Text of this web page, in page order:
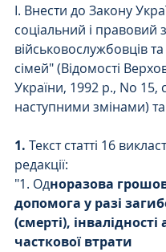
І. Внести до Закону
соціальний і правовий
військовослужбовців та
сімей" (Відомості
України, 1992 р., No 15,
наступними змінами)
1. Текст статті 16
редакції:
"1. Одноразова
допомога у разі
(смерті), інвалідності
часткової втрати